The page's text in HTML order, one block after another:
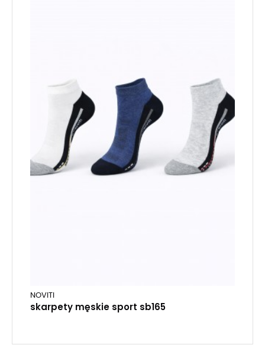
NOVITI
skarpety męskie sport sb165